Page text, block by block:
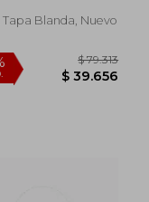
Tapa Blanda, Nuevo